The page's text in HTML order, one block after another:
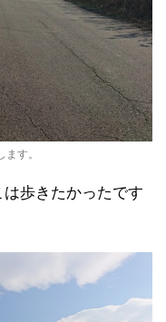
す。
歩きたかったです